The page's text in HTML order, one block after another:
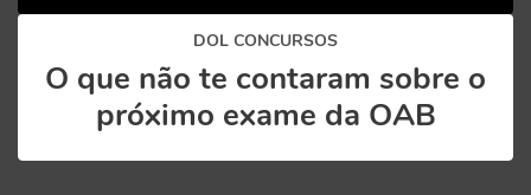
DOL CONCURSOS
O que não te contaram sobre o
próximo exame da OAB